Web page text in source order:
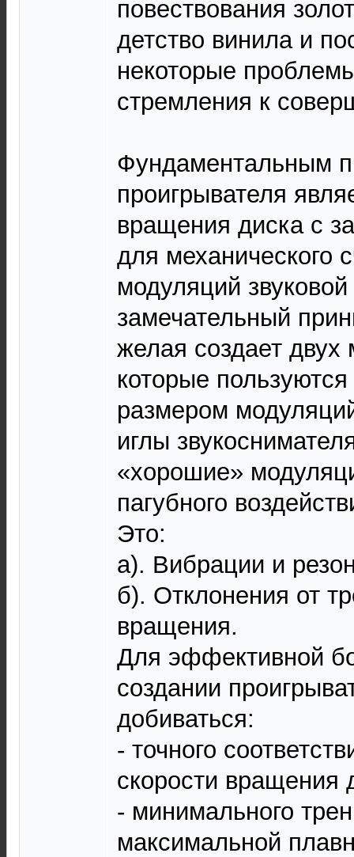
повествования
детство винила и
некоторые
стремления к
Фундаментальным
проигрывателя
вращения диска с
для механического
модуляций
замечательный
желая создает двух
которые
размером
иглы
«хорошие»
пагубного
Это:
а). Вибрации и
б). Отклонения от
вращения.
Для эффективной
создании
добиваться:
- точного
скорости вращения
- минимального
максимальной